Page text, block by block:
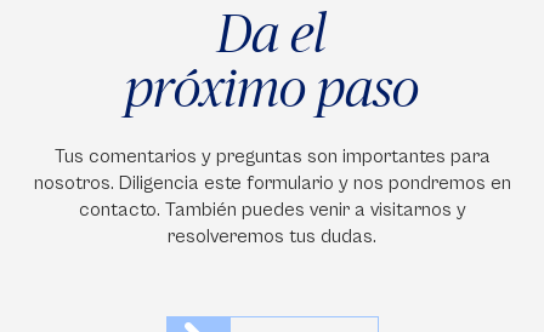
Da el
próximo paso
Tus comentarios y preguntas son importantes para
nosotros. Diligencia este formulario y nos pondremos en
contacto. También puedes venir a visitarnos y
resolveremos tus dudas.